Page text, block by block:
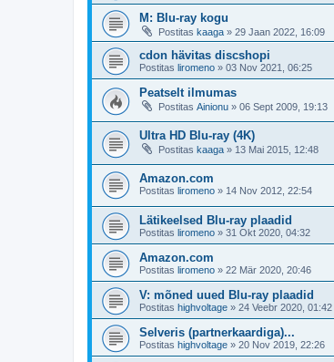
M: Blu-ray kogu
Postitas kaaga » 29 Jaan 2022, 16:09
cdon hävitas discshopi
Postitas liromeno » 03 Nov 2021, 06:25
Peatselt ilmumas
Postitas Ainionu » 06 Sept 2009, 19:13
Ultra HD Blu-ray (4K)
Postitas kaaga » 13 Mai 2015, 12:48
Amazon.com
Postitas liromeno » 14 Nov 2012, 22:54
Lätikeelsed Blu-ray plaadid
Postitas liromeno » 31 Okt 2020, 04:32
Amazon.com
Postitas liromeno » 22 Mär 2020, 20:46
V: mõned uued Blu-ray plaadid
Postitas highvoltage » 24 Veebr 2020, 01:42
Selveris (partnerkaardiga)...
Postitas highvoltage » 20 Nov 2019, 22:26